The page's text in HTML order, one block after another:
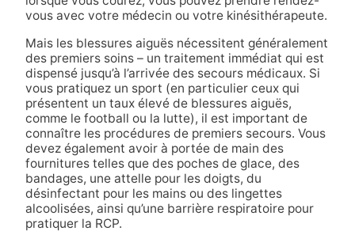
vous avec votre médecin ou votre kinésithérapeute.
Mais les blessures aiguës nécessitent généralement
des premiers soins – un traitement immédiat qui est
dispensé jusqu’à l’arrivée des secours médicaux. Si
vous pratiquez un sport (en particulier ceux qui
présentent un taux élevé de blessures aiguës,
comme le football ou la lutte), il est important de
connaître les procédures de premiers secours. Vous
devez également avoir à portée de main des
fournitures telles que des poches de glace, des
bandages, une attelle pour les doigts, du
désinfectant pour les mains ou des lingettes
alcoolisées, ainsi qu’une barrière respiratoire pour
pratiquer la RCP.